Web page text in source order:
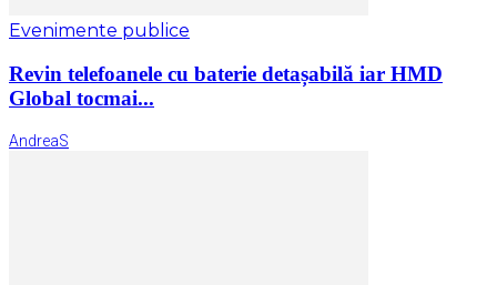
Evenimente publice
Revin telefoanele cu baterie detașabilă iar HMD
Global tocmai...
AndreaS